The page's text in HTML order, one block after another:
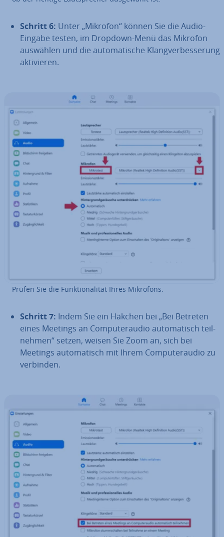
Schritt 6: Unter „Mikrofon“ können Sie die Audio-
Eingabe testen, im Dropdown-Menü das Mikrofon
auswählen und die au­to­ma­ti­sche Klang­ver­bes­se­rung
ak­ti­vie­ren.
Prüfen Sie die Funk­tio­na­li­tät Ihres Mikrofons.
Schritt 7: Indem Sie ein Häkchen bei „Bei Betreten
eines Meetings an Com­pu­ter­au­dio au­to­ma­tisch teil­
neh­men“ setzen, weisen Sie Zoom an, sich bei
Meetings au­to­ma­tisch mit Ihrem Com­pu­ter­au­dio zu
verbinden.